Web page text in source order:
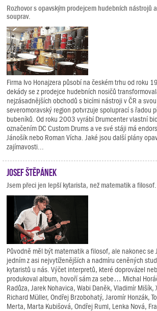
Rozhovor s opavským prodejcem hudebních nástrojů
souprav.
Firma Ivo Honajzera působí na českém trhu od roku
dekády se z prodejce hudebních nosičů
nejzásadnějších obchodů s bicími nástroji v ČR a
severomoravský region potvrzuje spoluprací s řadou
bubeníků. Od roku 2003 vyrábí Drumcenter vlastní
označením DC Custom Drums a ve své stáji má
Jánošík nebo Roman Vícha. Jaké jsou další plány
zajímavosti...
Josef Štěpánek
Jsem přeci jen lepší kytarista, než matematik a filosof.
Původně měl být matematik a filosof, ale nakonec se
jedním z asi nejvytíženějších a nadmíru ceněných
kytaristů u nás. Výčet interpretů, které doprovázel
produkoval album, hovoří sám za sebe… Michal
Radůza, Jarek Nohavica, Wabi Daněk, Vladimír Mišík,
Richard Müller, Ondřej Brzobohatý, Jaromír Honzák,
Merta, Marta Kubišová, Ondřej Ruml, Lenka Nová,